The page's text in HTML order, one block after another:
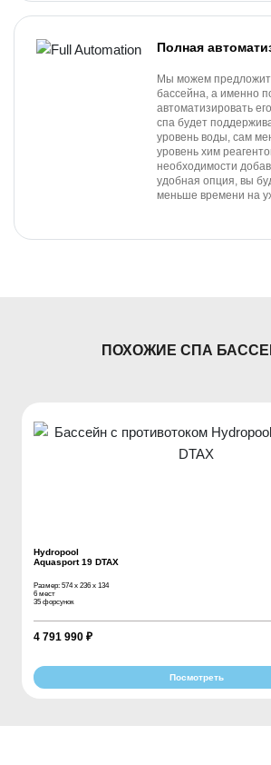
Полная
Мы можем
бассейна, а именно
автоматизировать
спа будет
уровень воды, сам
уровень хим
необходимости
удобная опция, вы
меньше времени на
ПОХОЖИЕ СПА
Hydropool
Aquasport 19 DTAX
Размер: 574 х 236 х 134
6 мест
35 форсунок
4 791 990 ₽
Посмотреть